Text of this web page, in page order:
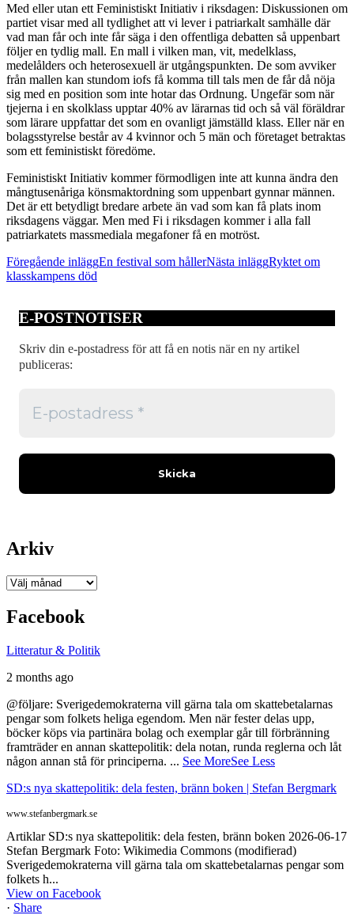
Med eller utan ett Feministiskt Initiativ i riksdagen: Diskussionen om
partiet visar med all tydlighet att vi lever i patriarkalt samhälle där
vad man får och inte får säga i den offentliga debatten så uppenbart
följer en tydlig mall. En mall i vilken man, vit, medelklass,
medelålders och heterosexuell är utgångspunkten. De som avviker
från mallen kan stundom iofs få komma till tals men de får då nöja
sig med en position som inte hotar das Ordnung. Ungefär som när
tjejerna i en skolklass upptar 40% av lärarnas tid och så väl föräldrar
som lärare uppfattar det som en ovanligt jämställd klass. Eller när en
bolagsstyrelse består av 4 kvinnor och 5 män och företaget betraktas
som ett feministiskt föredöme.
Feministiskt Initiativ kommer förmodligen inte att kunna ändra den
mångtusenåriga könsmaktordning som uppenbart gynnar männen.
Det är ett betydligt bredare arbete än vad som kan få plats inom
riksdagens väggar. Men med Fi i riksdagen kommer i alla fall
patriarkatets massmediala megafoner få en motröst.
Inläggsnavigering
Föregående inläggEn festival som hållerNästa inläggRyktet om
klasskampens död
E-POSTNOTISER
Skriv din e-postadress för att få en notis när en ny artikel
publiceras:
Arkiv
Arkiv
Facebook
Litteratur & Politik
2 months ago
@följare: Sverigedemokraterna vill gärna tala om skattebetalarnas
pengar som folkets heliga egendom. Men när fester delas upp,
böcker köps via partinära bolag och exemplar går till förbränning
framträder en annan skattepolitik: dela notan, runda reglerna och låt
någon annan stå för principerna. ... See MoreSee Less
SD:s nya skattepolitik: dela festen, bränn boken | Stefan Bergmark
www.stefanbergmark.se
Artiklar SD:s nya skattepolitik: dela festen, bränn boken 2026-06-17
Stefan Bergmark Foto: Wikimedia Commons (modifierad)
Sverigedemokraterna vill gärna tala om skattebetalarnas pengar som
folkets h...
View on Facebook
· Share